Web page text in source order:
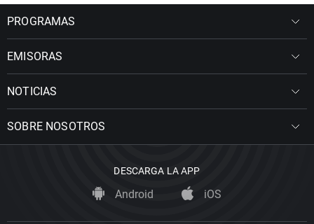
PROGRAMAS
EMISORAS
NOTICIAS
SOBRE NOSOTROS
DESCARGA LA APP
Android iOS